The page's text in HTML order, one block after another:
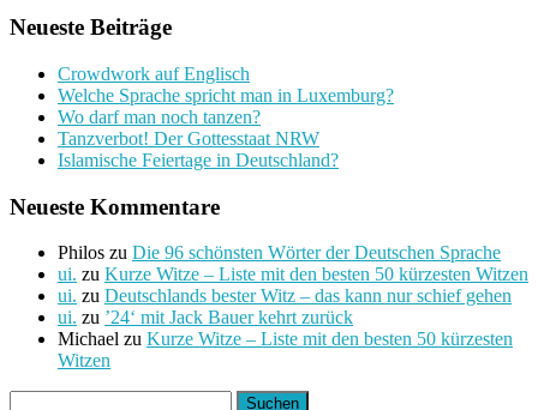
Neueste Beiträge
Crowdwork auf Englisch
Welche Sprache spricht man in Luxemburg?
Wo darf man noch tanzen?
Tanzverbot! Der Gottesstaat NRW
Islamische Feiertage in Deutschland?
Neueste Kommentare
Philos zu Die 96 schönsten Wörter der Deutschen Sprache
ui. zu Kurze Witze – Liste mit den besten 50 kürzesten Witzen
ui. zu Deutschlands bester Witz – das kann nur schief gehen
ui. zu ’24‘ mit Jack Bauer kehrt zurück
Michael zu Kurze Witze – Liste mit den besten 50 kürzesten
Witzen